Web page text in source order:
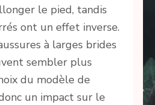
le pied, tandis
ont un effet inverse.
à larges brides
sembler plus
du modèle de
un impact sur le